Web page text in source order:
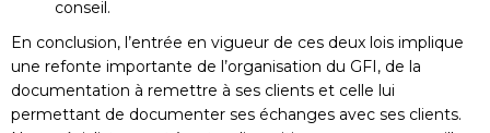
conseil.
En conclusion, l’entrée en vigueur de ces deux lois implique
une refonte importante de l’organisation du GFI, de la
documentation à remettre à ses clients et celle lui
permettant de documenter ses échanges avec ses clients.